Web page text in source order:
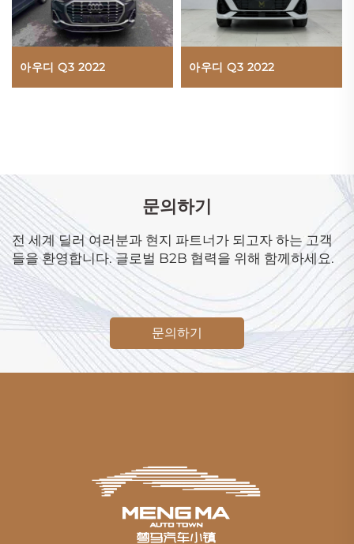
아우디 Q3 2022 아우디 Q3 2022
문의하기
전 세계 딜러 여러분과 현지 파트너가 되고자 하는 고객
들을 환영합니다. 글로벌 B2B 협력을 위해 함께하세요.
문의하기